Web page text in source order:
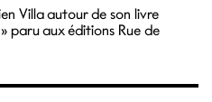
Villa autour de son livre
paru aux éditions Rue de